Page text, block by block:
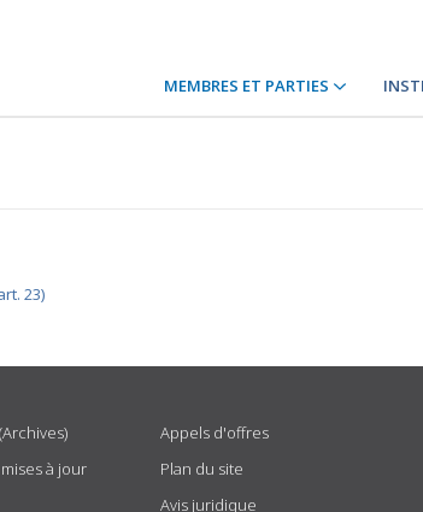
MEMBRES ET PARTIES
23)
à jour
Appels d'offres
Plan du site
Avis juridique